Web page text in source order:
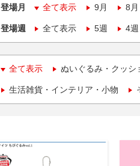
登場月 全て表示 9月 8月
登場週 全て表示 5週 4週
全て表示 ぬいぐるみ・クッシ
生活雑貨・インテリア・小物